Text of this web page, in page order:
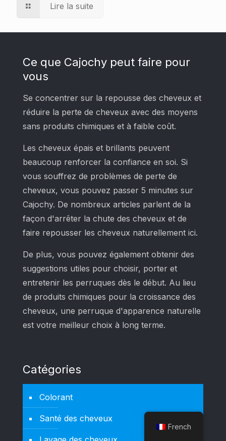
Lire la suite
Ce que Cajochy peut faire pour
vous
Se concentrer sur la repousse des cheveux et
réduire la perte de cheveux avec des moyens
sans produits chimiques et à faible coût.
Les cheveux épais et brillants peuvent
beaucoup renforcer la confiance en soi. Si
vous souffrez de problèmes de perte de
cheveux, vous pouvez passer 5 minutes sur
Cajochy. De nombreux articles parlent de la
façon d'arrêter la chute des cheveux et de
faire repousser les cheveux naturellement ici.
De plus, vous pouvez également obtenir des
suggestions utiles pour choisir, porter et
entretenir les perruques dès le début. Au lieu
de produits chimiques pour la croissance des
cheveux, une perruque d'apparence naturelle
est votre meilleur choix à long terme.
Catégories
Colorant
Santé des cheveux
French